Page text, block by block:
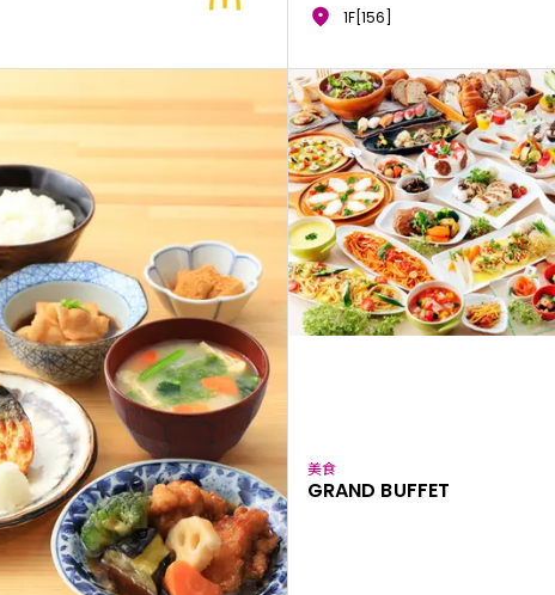
1F[156]
美食
GRAND BUFFET